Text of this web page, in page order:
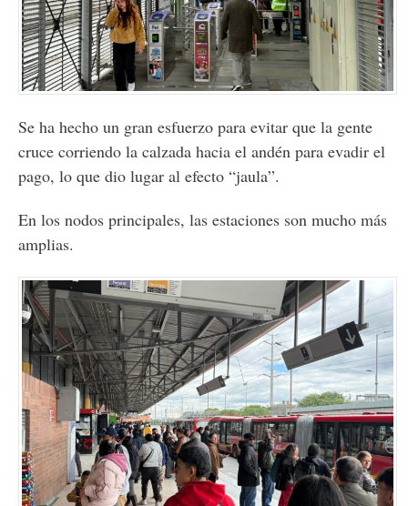
Se ha hecho un gran esfuerzo para evitar que la gente
cruce corriendo la calzada hacia el andén para evadir el
pago, lo que dio lugar al efecto “jaula”.
En los nodos principales, las estaciones son mucho más
amplias.